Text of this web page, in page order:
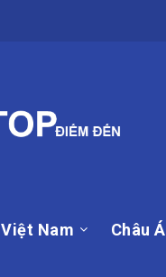
Việt Nam Châu Á